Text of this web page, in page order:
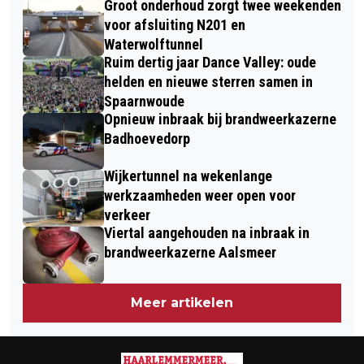
OVERVEEN
ROMANTISCHE KERSTSHOWS: BELEEF
BETOVERING BIJ GLOBAL GARDEN
ZWAANSHOEK
Groot onderhoud zorgt twee weekenden
voor afsluiting N201 en
Waterwolftunnel
Ruim dertig jaar Dance Valley: oude
helden en nieuwe sterren samen in
Spaarnwoude
Opnieuw inbraak bij brandweerkazerne
Badhoevedorp
Wijkertunnel na wekenlange
werkzaamheden weer open voor
verkeer
Viertal aangehouden na inbraak in
brandweerkazerne Aalsmeer
Meer artikelen